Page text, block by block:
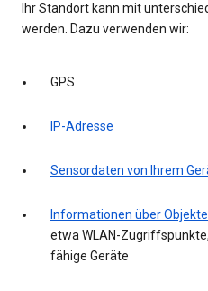
Ihr Standort kann mit
werden. Dazu verwenden wir:
GPS
IP-Adresse
Sensordaten von Ihrem
Informationen über
etwa WLAN-
fähige Geräte